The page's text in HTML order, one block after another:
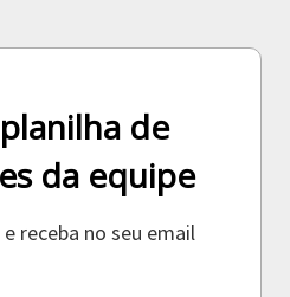
de
da equipe
receba no seu email